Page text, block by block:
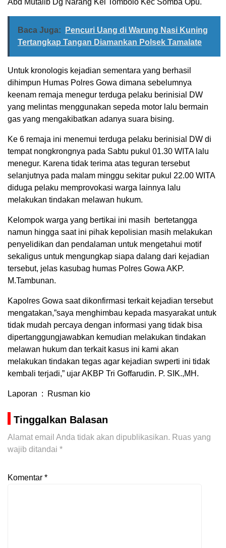
Abd Mutalib Dg Narang Kel Tombolo Kec Somba Opu.
Baca Juga:
Pencuri Uang di Warung Nasi Kuning
Tertangkap Tangan Diamankan Polsek Tamalate
Untuk kronologis kejadian sementara yang berhasil
dihimpun Humas Polres Gowa dimana sebelumnya
keenam remaja menegur terduga pelaku berinisial DW
yang melintas menggunakan sepeda motor lalu bermain
gas yang mengakibatkan adanya suara bising.
Ke 6 remaja ini menemui terduga pelaku berinisial DW di
tempat nongkrongnya pada Sabtu pukul 01.30 WITA lalu
menegur. Karena tidak terima atas teguran tersebut
selanjutnya pada malam minggu sekitar pukul 22.00 WITA
diduga pelaku memprovokasi warga lainnya lalu
melakukan tindakan melawan hukum.
Kelompok warga yang bertikai ini masih bertetangga
namun hingga saat ini pihak kepolisian masih melakukan
penyelidikan dan pendalaman untuk mengetahui motif
sekaligus untuk mengungkap siapa dalang dari kejadian
tersebut, jelas kasubag humas Polres Gowa AKP.
M.Tambunan.
Kapolres Gowa saat dikonfirmasi terkait kejadian tersebut
mengatakan,”saya menghimbau kepada masyarakat untuk
tidak mudah percaya dengan informasi yang tidak bisa
dipertanggungjawabkan kemudian melakukan tindakan
melawan hukum dan terkait kasus ini kami akan
melakukan tindakan tegas agar kejadian swperti ini tidak
kembali terjadi,” ujar AKBP Tri Goffarudin. P. SIK.,MH.
Laporan : Rusman kio
Tinggalkan Balasan
Alamat email Anda tidak akan dipublikasikan. Ruas yang
wajib ditandai *
Komentar *